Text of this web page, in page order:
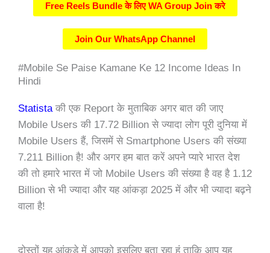
Free Reels Bundle के लिए WA Group Join करे
Join Our WhatsApp Channel
#Mobile Se Paise Kamane Ke 12 Income Ideas In
Hindi
Statistaकी एक Report के मुताबिक अगर बात की जाए
Mobile Users की 17.72 Billion से ज्यादा लोग पूरी दुनिया में
Mobile Users हैं, जिसमें से Smartphone Users की संख्या
7.211 Billion है! और अगर हम बात करें अपने प्यारे भारत देश
की तो हमारे भारत में जो Mobile Users की संख्या है वह है 1.12
Billion से भी ज्यादा और यह आंकड़ा 2025 में और भी ज्यादा बढ़ने
वाला है!
दोस्तों यह आंकड़े में आपको इसलिए बता रहा हूं ताकि आप यह